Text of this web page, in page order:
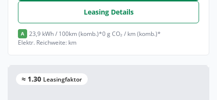
Leasing Details
A 23,9 kWh / 100km (komb.)*0 g CO₂ / km (komb.)*
Elektr. Reichweite: km
≈ 1.30 Leasingfaktor